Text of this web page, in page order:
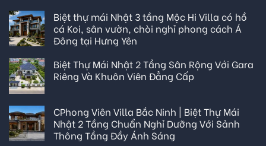
Biệt thự mái Nhật 3 tầng Mộc Hi Villa có hồ
cá Koi, sân vườn, chòi nghỉ phong cách Á
Đông tại Hưng Yên
Biệt Thự Mái Nhật 2 Tầng Sân Rộng Với Gara
Riêng Và Khuôn Viên Đẳng Cấp
CPhong Viên Villa Bắc Ninh | Biệt Thự Mái
Nhật 2 Tầng Chuẩn Nghỉ Dưỡng Với Sảnh
Thông Tầng Đầy Ánh Sáng